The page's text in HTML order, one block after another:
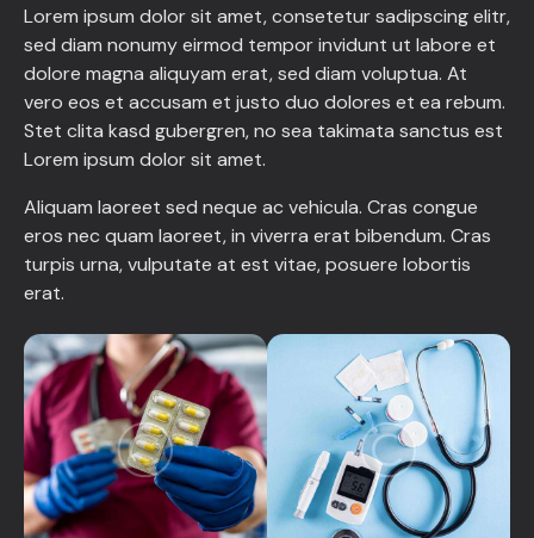
Lorem ipsum dolor sit amet, consetetur sadipscing elitr,
sed diam nonumy eirmod tempor invidunt ut labore et
dolore magna aliquyam erat, sed diam voluptua. At
vero eos et accusam et justo duo dolores et ea rebum.
Stet clita kasd gubergren, no sea takimata sanctus est
Lorem ipsum dolor sit amet.
Aliquam laoreet sed neque ac vehicula. Cras congue
eros nec quam laoreet, in viverra erat bibendum. Cras
turpis urna, vulputate at est vitae, posuere lobortis
erat.